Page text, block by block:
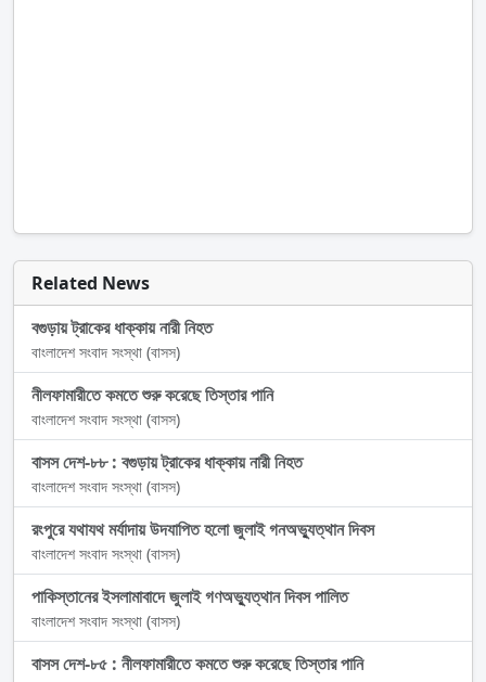
Related News
বগুড়ায় ট্রাকের ধাক্কায় নারী নিহত
বাংলাদেশ সংবাদ সংস্থা (বাসস)
নীলফামারীতে কমতে শুরু করেছে তিস্তার পানি
বাংলাদেশ সংবাদ সংস্থা (বাসস)
বাসস দেশ-৮৮ : বগুড়ায় ট্রাকের ধাক্কায় নারী নিহত
বাংলাদেশ সংবাদ সংস্থা (বাসস)
রংপুরে যথাযথ মর্যাদায় উদযাপিত হলো জুলাই গনঅভ্যুত্থান দিবস
বাংলাদেশ সংবাদ সংস্থা (বাসস)
পাকিস্তানের ইসলামাবাদে জুলাই গণঅভ্যুত্থান দিবস পালিত
বাংলাদেশ সংবাদ সংস্থা (বাসস)
বাসস দেশ-৮৫ : নীলফামারীতে কমতে শুরু করেছে তিস্তার পানি